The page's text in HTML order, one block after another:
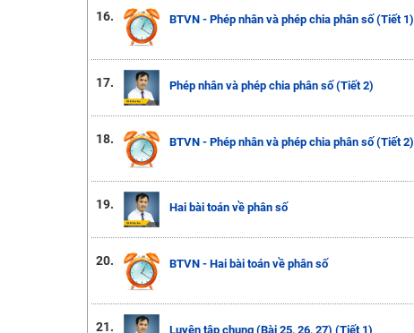
16. BTVN - Phép nhân và phép chia phân số (Tiết 1)
17. Phép nhân và phép chia phân số (Tiết 2)
18. BTVN - Phép nhân và phép chia phân số (Tiết 2)
19. Hai bài toán về phân số
20. BTVN - Hai bài toán về phân số
21. Luyện tập chung (Bài 25, 26, 27) (Tiết 1)